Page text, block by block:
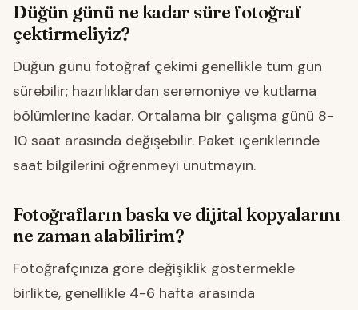
Düğün günü ne kadar süre fotoğraf
çektirmeliyiz?
Düğün günü fotoğraf çekimi genellikle tüm gün
sürebilir; hazırlıklardan seremoniye ve kutlama
bölümlerine kadar. Ortalama bir çalışma günü 8-
10 saat arasında değişebilir. Paket içeriklerinde
saat bilgilerini öğrenmeyi unutmayın.
Fotoğrafların baskı ve dijital kopyalarını
ne zaman alabilirim?
Fotoğrafçınıza göre değişiklik göstermekle
birlikte, genellikle 4-6 hafta arasında